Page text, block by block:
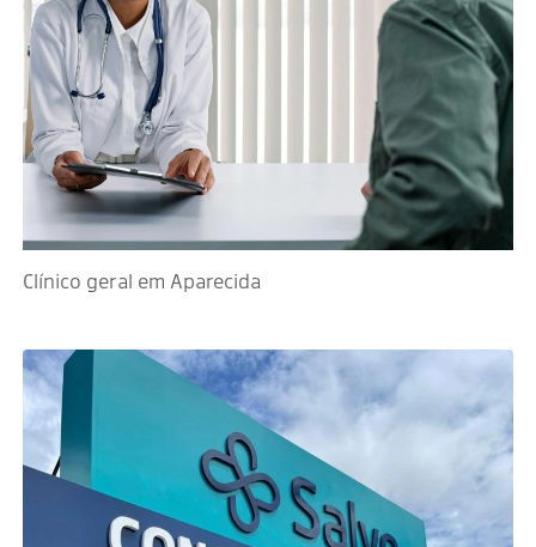
Clínico geral em Aparecida